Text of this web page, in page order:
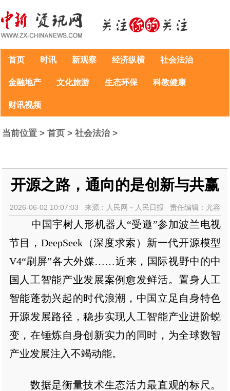
首页 时讯 新观察 经济纵横 社会法治
金融地产 文化旅游 生态环保 科教健康
财讯视频
当前位置 >首页 >社会法治>
开源之路，通向的是创新与共赢
2026-06-02 10:07:03 来源：人民网－人民日报 责任编辑：尤容
中国宇树人形机器人“受邀”参加波兰电视
节目，DeepSeek（深度求索）新一代开源模型
V4“刷屏”各大外媒……近来，国际视野中的中
国人工智能产业发展案例愈发鲜活。置身人工
智能蓬勃兴起的时代浪潮，中国立足自身特色
开源发展路径，稳步实现人工智能产业进阶蜕
变，在锤炼自身创新实力的同时，为全球数智
产业发展注入不竭动能。
数据是衡量技术生态活力最直观的标尺。